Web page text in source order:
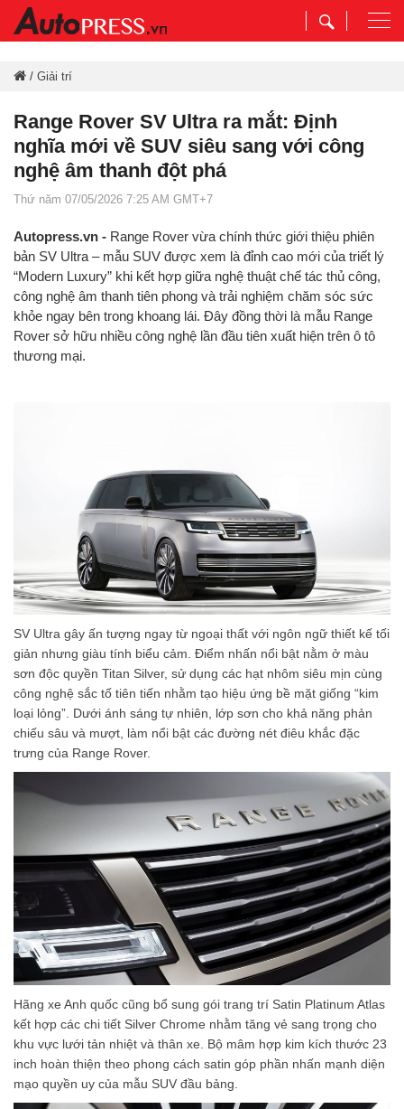
/ Giải trí
Range Rover SV Ultra ra mắt: Định
nghĩa mới về SUV siêu sang với công
nghệ âm thanh đột phá
Thứ năm 07/05/2026 7:25 AM GMT+7
Autopress.vn - Range Rover vừa chính thức giới thiệu phiên
bản SV Ultra – mẫu SUV được xem là đỉnh cao mới của triết lý
“Modern Luxury” khi kết hợp giữa nghệ thuật chế tác thủ công,
công nghệ âm thanh tiên phong và trải nghiệm chăm sóc sức
khỏe ngay bên trong khoang lái. Đây đồng thời là mẫu Range
Rover sở hữu nhiều công nghệ lần đầu tiên xuất hiện trên ô tô
thương mại.
SV Ultra gây ấn tượng ngay từ ngoại thất với ngôn ngữ thiết kế tối
giản nhưng giàu tính biểu cảm. Điểm nhấn nổi bật nằm ở màu
sơn độc quyền Titan Silver, sử dụng các hạt nhôm siêu mịn cùng
công nghệ sắc tố tiên tiến nhằm tạo hiệu ứng bề mặt giống “kim
loại lỏng”. Dưới ánh sáng tự nhiên, lớp sơn cho khả năng phản
chiếu sâu và mượt, làm nổi bật các đường nét điêu khắc đặc
trưng của Range Rover.
Hãng xe Anh quốc cũng bổ sung gói trang trí Satin Platinum Atlas
kết hợp các chi tiết Silver Chrome nhằm tăng vẻ sang trọng cho
khu vực lưới tản nhiệt và thân xe. Bộ mâm hợp kim kích thước 23
inch hoàn thiện theo phong cách satin góp phần nhấn mạnh diện
mạo quyền uy của mẫu SUV đầu bảng.